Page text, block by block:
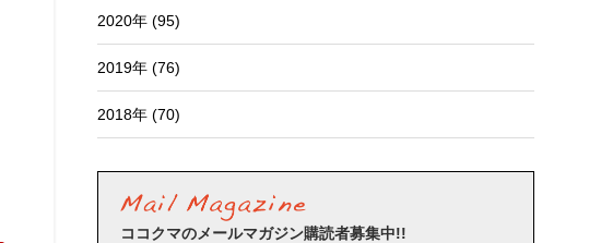
2020年 (95)
2019年 (76)
2018年 (70)
ココクマのメールマガジン購読者募集中!!